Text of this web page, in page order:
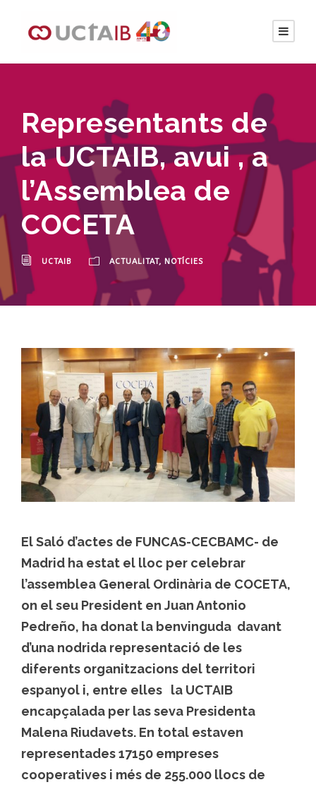
Representants de
la UCTAIB, avui , a
l’Assemblea de
COCETA
UCTAIB ACTUALITAT, NOTÍCIES
El Saló d’actes de FUNCAS-CECBAMC- de
Madrid ha estat el lloc per celebrar
l’assemblea General Ordinària de COCETA,
on el seu President en Juan Antonio
Pedreño, ha donat la benvinguda davant
d’una nodrida representació de les
diferents organitzacions del territori
espanyol i, entre elles la UCTAIB
encapçalada per las seva Presidenta
Malena Riudavets. En total estaven
representades 17150 empreses
cooperatives i més de 255.000 llocs de